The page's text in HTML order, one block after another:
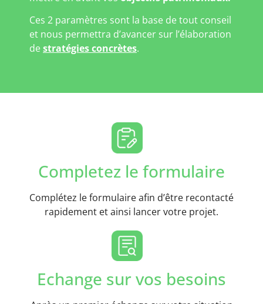
Ces 2 paramètres sont la base de tout conseil
et nous permettra d’avancer sur l’élaboration
destratégies concrètes.
Completez le formulaire
Complétez le formulaire afin d’être recontacté
rapidement et ainsi lancer votre projet.
Echange sur vos besoins